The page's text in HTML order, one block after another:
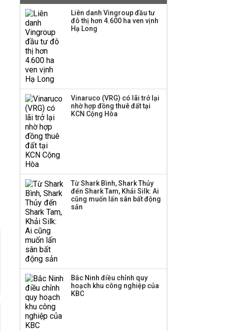
mạnh, CTCK nhìn thấy
cơ hội ở nhóm cổ phiếu
nào?
hàng
TOP 10 ngân hàng lãi
Công ty 100 tỷ của
Huấn Hoa Hồng bỗng
dưng ‘biến mất’, một
Liên danh Vingroup đầu tư
đô thị hơn 4.600 ha ven vịnh
Hạ Long
Vinaruco (VRG) có lãi trở lại
nhờ hợp đồng thuê đất tại
KCN Cộng Hòa
Từ Shark Bình, Shark Thủy
đến Shark Tam, Khải Silk: Ai
cũng muốn lấn sân bất động
sản
Bắc Ninh điều chỉnh quy
hoạch khu công nghiệp của
KBC